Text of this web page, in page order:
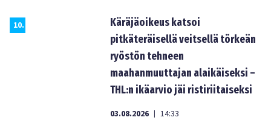
10.
Käräjäoikeus katsoi
pitkäteräisellä veitsellä törkeän
ryöstön tehneen
maahanmuuttajan alaikäiseksi –
THL:n ikäarvio jäi ristiriitaiseksi
03.08.2026 | 14:33